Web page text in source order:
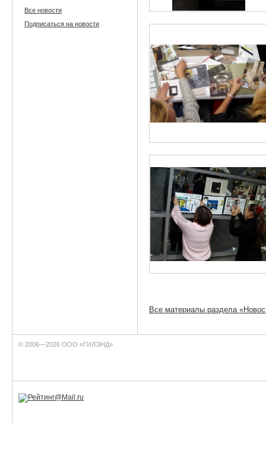
Все материалы раздела
Все новости
Подписаться на новости
© 2006—2026 ООО «ГИЛЭНД»